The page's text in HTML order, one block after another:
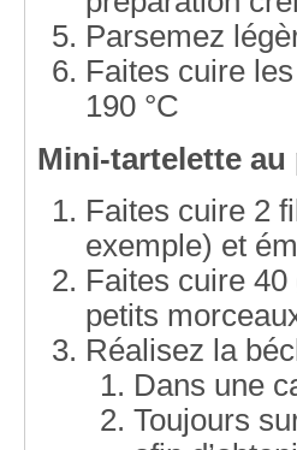
Parsemez
Faites cuire
190 °C
Mini-tartelette au
Faites cuire 2
exemple) et
Faites cuire
petits
Réalisez la
Dans une
Toujours